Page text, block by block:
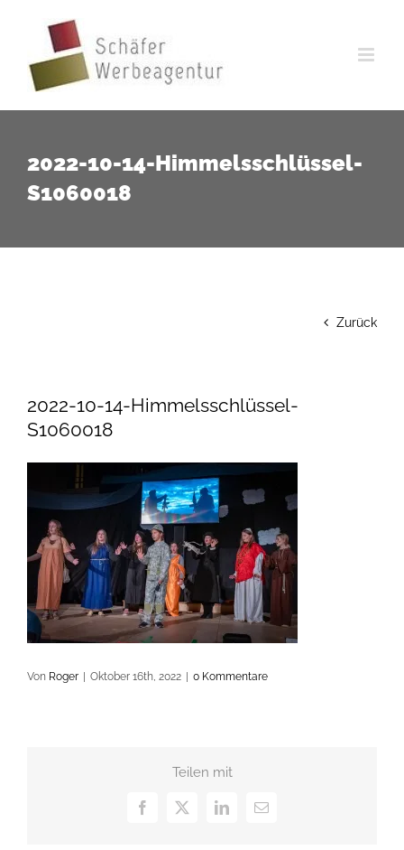
springen
2022-10-14-Himmelsschlüssel-
S1060018
Zurück
2022-10-14-Himmelsschlüssel-
S1060018
Von Roger Oktober 16th, 2022 0 Kommentare
Teilen mit
Facebook
X LinkedIn
E-